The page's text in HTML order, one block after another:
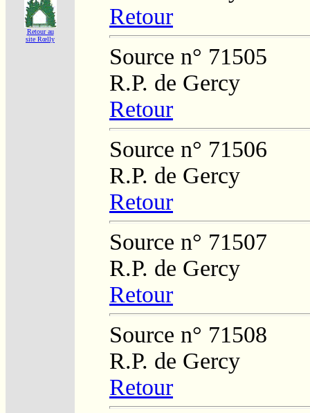
Retour au
site Rœlly
Retour
Source n° 71505
R.P. de Gercy
Retour
Source n° 71506
R.P. de Gercy
Retour
Source n° 71507
R.P. de Gercy
Retour
Source n° 71508
R.P. de Gercy
Retour